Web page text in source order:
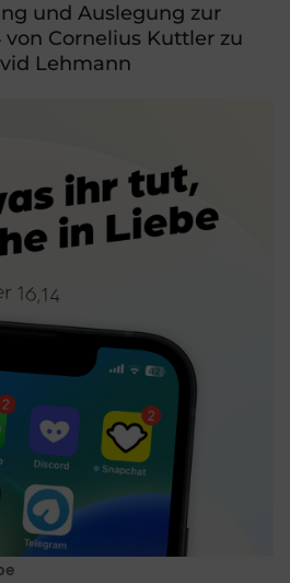
und Auslegung zur
Cornelius Kuttler zu
Lehmann